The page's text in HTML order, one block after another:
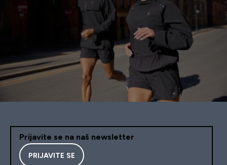
Prijavite se na naš newsletter
PRIJAVITE SE